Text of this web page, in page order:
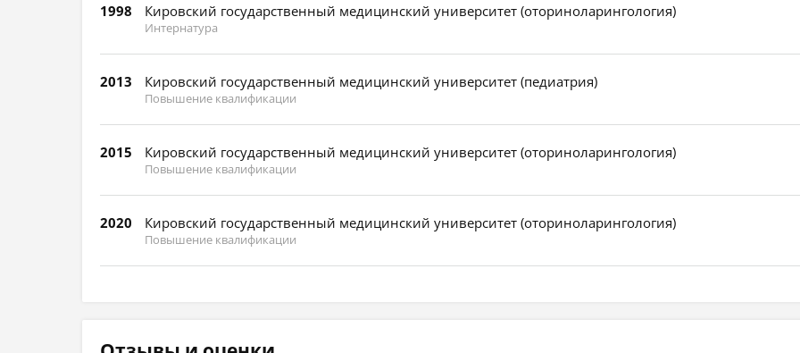
1998 Кировский государственный медицинский университет (оториноларингология)
Интернатура
2013 Кировский государственный медицинский университет (педиатрия)
Повышение квалификации
2015 Кировский государственный медицинский университет (оториноларингология)
Повышение квалификации
2020 Кировский государственный медицинский университет (оториноларингология)
Повышение квалификации